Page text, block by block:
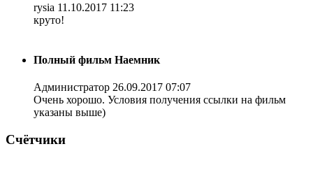
rysia 11.10.2017 11:23
круто!
Полный фильм Наемник
Администратор 26.09.2017 07:07
Очень хорошо. Условия получения ссылки на фильм
указаны выше)
Счётчики